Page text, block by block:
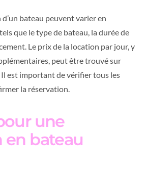
bateau peuvent varier en
que le type de bateau, la durée de
Le prix de la location par jour, y
peut être trouvé sur
Il est important de vérifier tous les
la réservation.
une
en bateau